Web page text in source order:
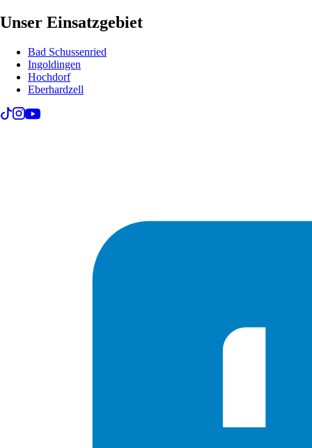
Unser Einsatzgebiet
Bad Schussenried
Ingoldingen
Hochdorf
Eberhardzell